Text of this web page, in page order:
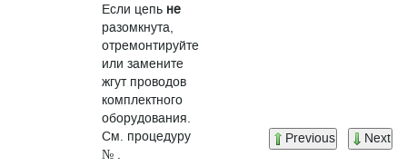
Если цепь не
разомкнута,
отремонтируйте
или замените
жгут проводов
комплектного
оборудования.
См. процедуру
№ .
Previous Next